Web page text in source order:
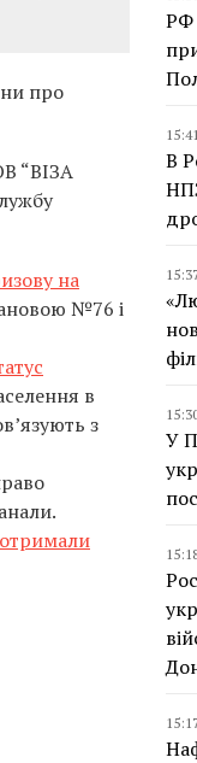
про
“ВІЗА
на
№76 і
в
з
отримали
РФ
В
У